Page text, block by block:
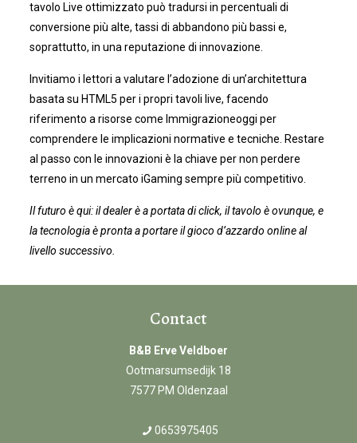
tavolo Live ottimizzato può tradursi in percentuali di
conversione più alte, tassi di abbandono più bassi e,
soprattutto, in una reputazione di innovazione.
Invitiamo i lettori a valutare l’adozione di un’architettura
basata su HTML5 per i propri tavoli live, facendo
riferimento a risorse come Immigrazioneoggi per
comprendere le implicazioni normative e tecniche. Restare
al passo con le innovazioni è la chiave per non perdere
terreno in un mercato iGaming sempre più competitivo.
Il futuro è qui: il dealer è a portata di click, il tavolo è ovunque, e
la tecnologia è pronta a portare il gioco d’azzardo online al
livello successivo.
Contact
B&B Erve Veldboer
Ootmarsumsedijk 18
7577 PM Oldenzaal
0653975405